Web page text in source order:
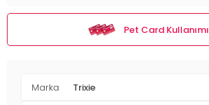
Pet Card Kullanımı
Marka Trixie